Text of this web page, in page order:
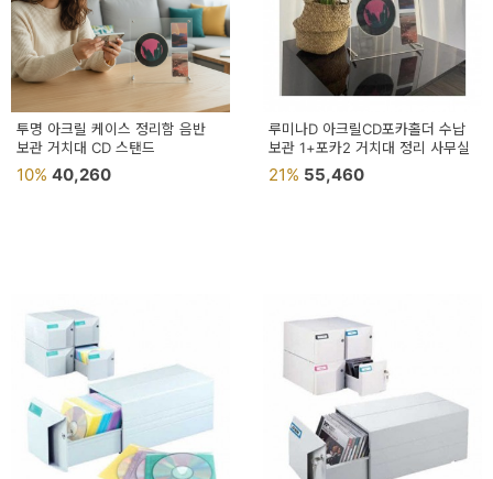
투명 아크릴 케이스 정리함 음반
보관 거치대 CD 스탠드
10% 40,260
루미나D 아크릴CD포카홀더 수납
보관 1+포카2 거치대 정리 사무실
21% 55,460